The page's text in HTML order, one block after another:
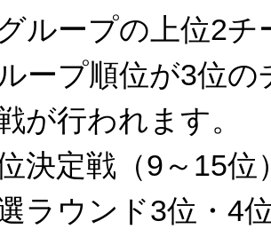
ループの上位2チ
ープ順位が3位の
が行われます。
位決定戦（9～15位
ラウンド3位・4